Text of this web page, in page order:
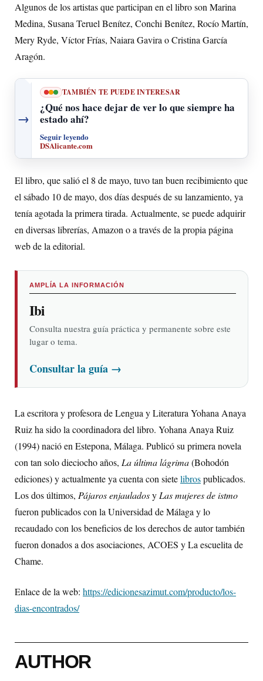
Algunos de los artistas que participan en el libro son Marina
Medina, Susana Teruel Benítez, Conchi Benítez, Rocío Martín,
Mery Ryde, Víctor Frías, Naiara Gavira o Cristina García
Aragón.
→
TAMBIÉN TE PUEDE INTERESAR
¿Qué nos hace dejar de ver lo que siempre ha
estado ahí?
Seguir leyendo
DSAlicante.com
El libro, que salió el 8 de mayo, tuvo tan buen recibimiento que
el sábado 10 de mayo, dos días después de su lanzamiento, ya
tenía agotada la primera tirada. Actualmente, se puede adquirir
en diversas librerías, Amazon o a través de la propia página
web de la editorial.
AMPLÍA LA INFORMACIÓN
Ibi
Consulta nuestra guía práctica y permanente sobre este
lugar o tema.
Consultar la guía →
La escritora y profesora de Lengua y Literatura Yohana Anaya
Ruiz ha sido la coordinadora del libro. Yohana Anaya Ruiz
(1994) nació en Estepona, Málaga. Publicó su primera novela
con tan solo dieciocho años, La última lágrima(Bohodón
ediciones) y actualmente ya cuenta con sietelibrospublicados.
Los dos últimos, Pájaros enjauladosy Las mujeres de istmo
fueron publicados con la Universidad de Málaga y lo
recaudado con los beneficios de los derechos de autor también
fueron donados a dos asociaciones, ACOES y La escuelita de
Chame.
Enlace de la web: https://edicionesazimut.com/producto/los-
dias-encontrados/
AUTHOR